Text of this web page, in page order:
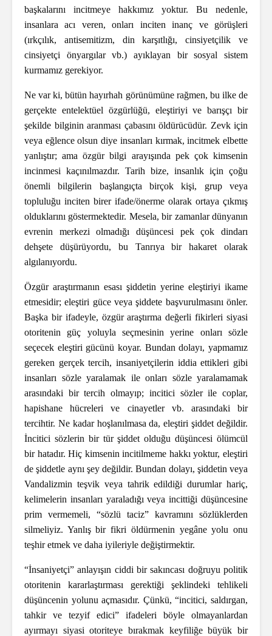
başkalarını incitmeye hakkımız yoktur. Bu nedenle,
insanlara acı veren, onları inciten inanç ve görüşleri
(ırkçılık, antisemitizm, din karşıtlığı, cinsiyetçilik ve
cinsiyetçi önyargılar vb.) ayıklayan bir sosyal sistem
kurmamız gerekiyor.
Ne var ki, bütün hayırhah görünümüne rağmen, bu ilke de
gerçekte entelektüel özgürlüğü, eleştiriyi ve barışçı bir
şekilde bilginin aranması çabasını öldürücüdür. Zevk için
veya eğlence olsun diye insanları kırmak, incitmek elbette
yanlıştır; ama özgür bilgi arayışında pek çok kimsenin
incinmesi kaçınılmazdır. Tarih bize, insanlık için çoğu
önemli bilgilerin başlangıçta birçok kişi, grup veya
topluluğu inciten birer ifade/önerme olarak ortaya çıkmış
olduklarını göstermektedir. Mesela, bir zamanlar dünyanın
evrenin merkezi olmadığı düşüncesi pek çok dindarı
dehşete düşürüyordu, bu Tanrıya bir hakaret olarak
algılanıyordu.
Özgür araştırmanın esası şiddetin yerine eleştiriyi ikame
etmesidir; eleştiri güce veya şiddete başvurulmasını önler.
Başka bir ifadeyle, özgür araştırma değerli fikirleri siyasi
otoritenin güç yoluyla seçmesinin yerine onları sözle
seçecek eleştiri gücünü koyar. Bundan dolayı, yapmamız
gereken gerçek tercih, insaniyetçilerin iddia ettikleri gibi
insanları sözle yaralamak ile onları sözle yaralamamak
arasındaki bir terciholmayıp; incitici sözler ile coplar,
hapishane hücreleri ve cinayetler vb. arasındaki bir
tercihtir. Ne kadar hoşlanılmasa da, eleştiri şiddet değildir.
İncitici sözlerin bir tür şiddet olduğu düşüncesi ölümcül
bir hatadır. Hiç kimsenin incitilmeme hakkı yoktur, eleştiri
de şiddetle aynı şey değildir. Bundan dolayı, şiddetin veya
Vandalizmin teşvik veya tahrik edildiği durumlar hariç,
kelimelerin insanları yaraladığı veya incittiği düşüncesine
prim vermemeli, “sözlü taciz” kavramını sözlüklerden
silmeliyiz. Yanlış bir fikri öldürmenin yegâne yolu onu
teşhir etmek ve daha iyileriyle değiştirmektir.
“İnsaniyetçi” anlayışın ciddi bir sakıncası doğruyu politik
otoritenin kararlaştırması gerektiği şeklindeki tehlikeli
düşüncenin yolunu açmasıdır. Çünkü, “incitici, saldırgan,
tahkir ve tezyif edici” ifadeleri böyle olmayanlardan
ayırmayı siyasi otoriteye bırakmak keyfiliğe büyük bir